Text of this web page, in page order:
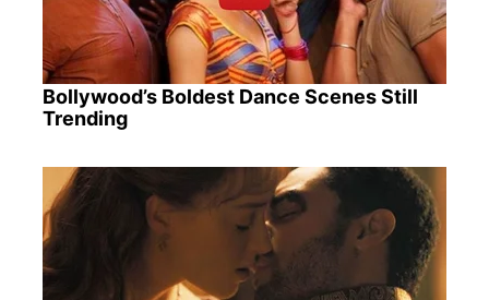
Bollywood’s Boldest Dance Scenes Still
Trending